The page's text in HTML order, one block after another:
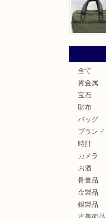
全て
貴金属
宝石
財布
バッグ
ブランド
時計
カメラ
お酒
骨董品
金製品
銀製品
古美術品